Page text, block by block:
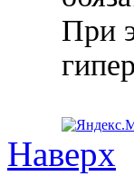
При
Наверх